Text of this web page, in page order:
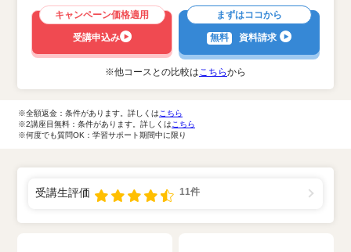
キャンペーン価格適用
受講申込み
まずはココから
無料 資料請求
※他コースとの比較はこちらから
※全額返金：条件があります。詳しくは こちら
※2講座目無料：条件があります。詳しくは こちら
※何度でも質問OK：学習サポート期間中に限り
受講生評価 11件